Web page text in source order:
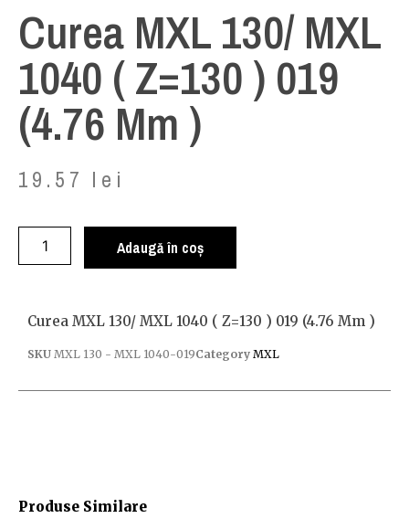
Curea MXL 130/ MXL
1040 ( Z=130 ) 019
(4.76 Mm )
19.57 lei
Adaugă în coș
Produse Similare
Curea MXL 130/ MXL 1040 ( Z=130 ) 019 (4.76 Mm )
SKU MXL 130 - MXL 1040-019Category MXL